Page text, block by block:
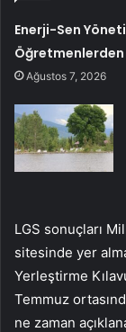
Enerji-Sen
Öğretmenlerden
Ağustos 7, 2026
LGS sonuçları
sitesinde yer
Yerleştirme
Temmuz
ne zaman